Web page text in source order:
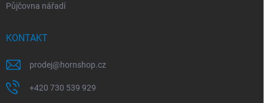
Půjčovna nářadí
KONTAKT
prodej@hornshop.cz
+420 730 539 929